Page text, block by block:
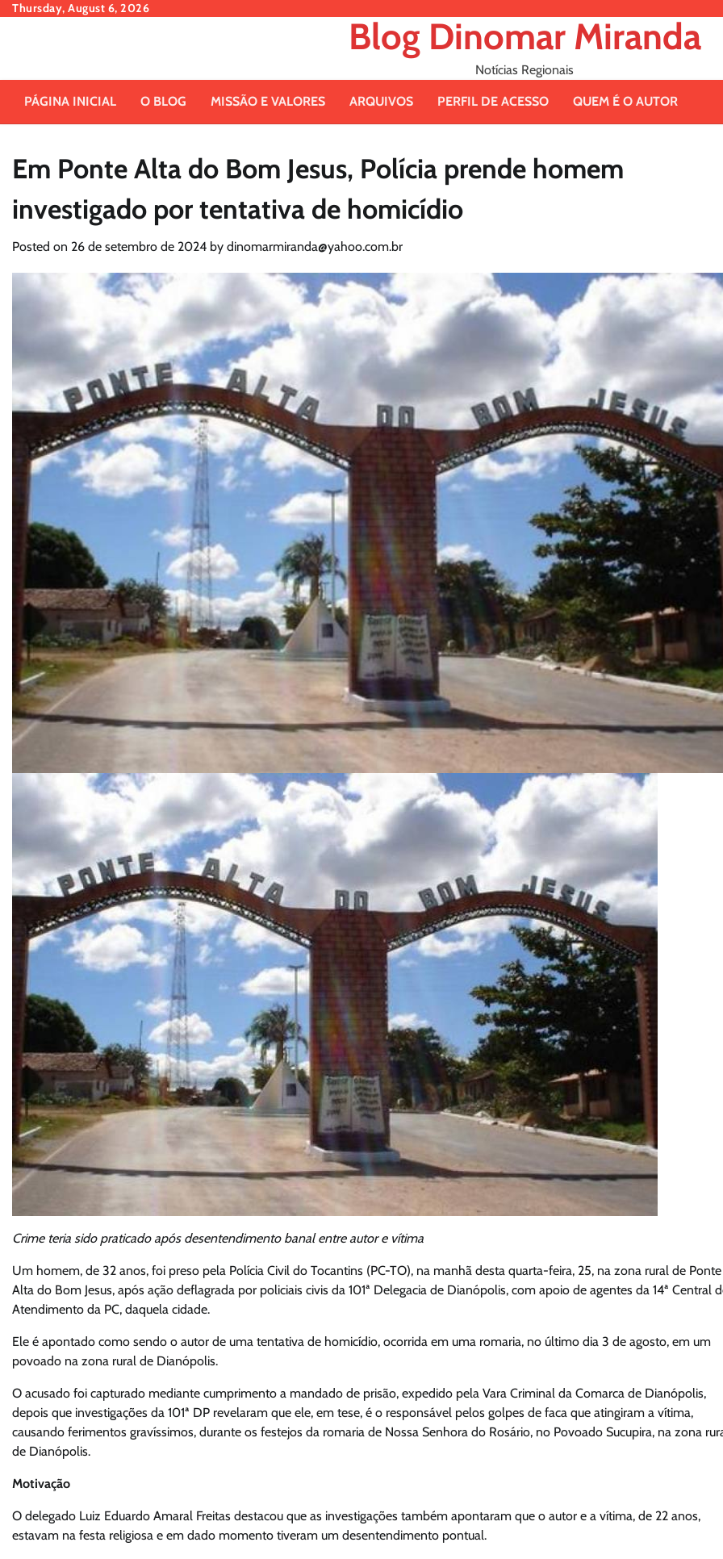
SkipThursday, August 6, 2026
Blog Dinomar Miranda
Notícias Regionais
PÁGINA INICIAL O BLOG MISSÃO E VALORES ARQUIVOS PERFIL DE ACESSO QUEM É O AUTOR
Em Ponte Alta do Bom Jesus, Polícia prende homem
investigado por tentativa de homicídio
Posted on 26 de setembro de 2024 by dinomarmiranda@yahoo.com.br
Crime teria sido praticado após desentendimento banal entre autor e vítima
Um homem, de 32 anos, foi preso pela Polícia Civil do Tocantins (PC-TO), na manhã desta quarta-feira, 25, na zona rural de Ponte
Alta do Bom Jesus, após ação deflagrada por policiais civis da 101ª Delegacia de Dianópolis, com apoio de agentes da 14ª Central
Atendimento da PC, daquela cidade.
Ele é apontado como sendo o autor de uma tentativa de homicídio, ocorrida em uma romaria, no último dia 3 de agosto, em um
povoado na zona rural de Dianópolis.
O acusado foi capturado mediante cumprimento a mandado de prisão, expedido pela Vara Criminal da Comarca de Dianópolis,
depois que investigações da 101ª DP revelaram que ele, em tese, é o responsável pelos golpes de faca que atingiram a vítima,
causando ferimentos gravíssimos, durante os festejos da romaria de Nossa Senhora do Rosário, no Povoado Sucupira, na zona
de Dianópolis.
Motivação
O delegado Luiz Eduardo Amaral Freitas destacou que as investigações também apontaram que o autor e a vítima, de 22 anos,
estavam na festa religiosa e em dado momento tiveram um desentendimento pontual.